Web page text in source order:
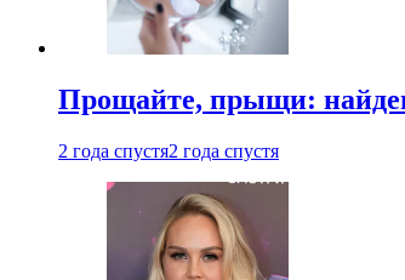
Прощайте, прыщи: найден
2 года спустя2 года спустя